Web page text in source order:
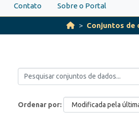
Contato Sobre o Portal
Conjuntos de
Ordenar por